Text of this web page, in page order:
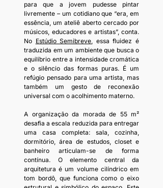
para que a jovem pudesse pintar
livremente – um cotidiano que “era, em
essência, um ateliê aberto cercado por
músicos, educadores e artistas”, conta.
No Estúdio Semibreve, essa fluidez é
traduzida em um ambiente que busca o
equilíbrio entre a intensidade cromática
e o silêncio das formas puras. É um
refúgio pensado para uma artista, mas
também um gesto de reconexão
universal com o acolhimento materno.
A organização da morada de 55 m²
desafia a escala reduzida para entregar
uma casa completa: sala, cozinha,
dormitório, área de estudos, closet e
banheiro articulam-se de forma
contínua. O elemento central da
arquitetura é um volume cilíndrico em
tom bordô, que funciona como o eixo